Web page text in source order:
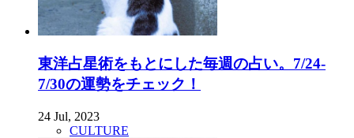
東洋占星術をもとにした毎週の占い。7/24-
7/30の運勢をチェック！
24 Jul, 2023
CULTURE